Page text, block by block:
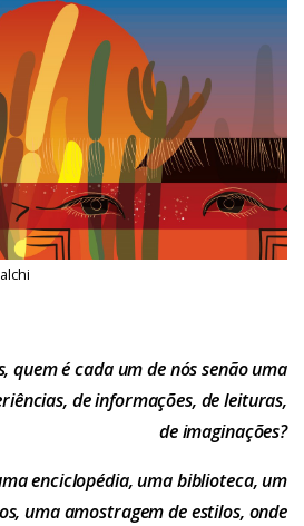
quem é cada um de nós senão uma
de informações, de leituras,
de imaginações?
enciclopédia, uma biblioteca, um
uma amostragem de estilos, onde